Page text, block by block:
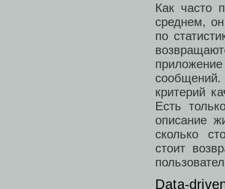
Как часто
среднем,
по
критерий
Есть
описание
сколько
стоит
Data-